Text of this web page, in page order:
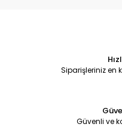
Siparişleriniz en
Güvenli ve